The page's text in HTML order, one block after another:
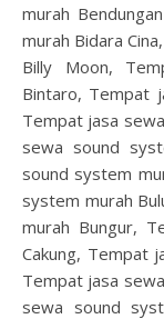
murah
murah Bidara
Billy Moon,
Bintaro, Tempat
Tempat jasa
sewa sound
sound system
system murah
murah Bungur,
Cakung, Tempat
Tempat jasa
sewa sound